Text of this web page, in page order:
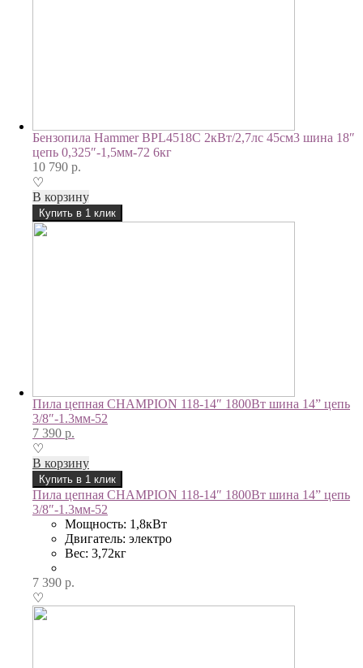
Бензопила Hammer BPL4518C 2кВт/2,7лс 45см3 шина 18″
цепь 0,325″-1,5мм-72 6кг
10 790 р.
♡
В корзину
Купить в 1 клик
Пила цепная CHAMPION 118-14″ 1800Вт шина 14” цепь
3/8″-1.3мм-52
7 390 р.
♡
В корзину
Купить в 1 клик
Пила цепная CHAMPION 118-14″ 1800Вт шина 14” цепь
3/8″-1.3мм-52
Мощность: 1,8кВт
Двигатель: электро
Вес: 3,72кг
7 390 р.
♡